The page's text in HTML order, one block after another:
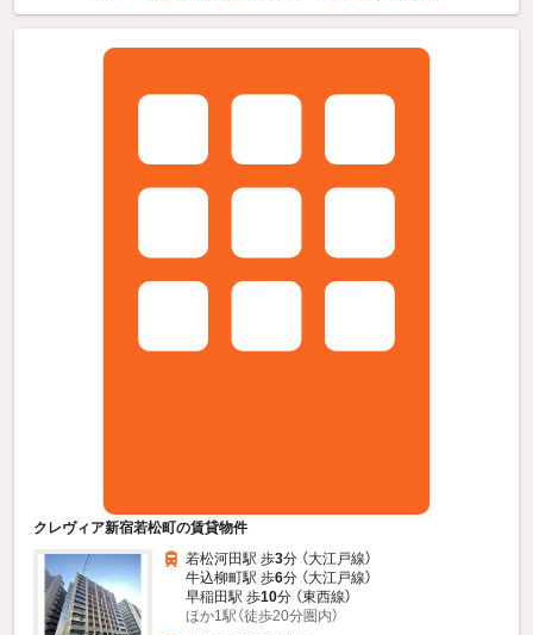
クレヴィア新宿若松町の賃貸物件
若松河田駅 歩3分 （大江戸線）
牛込柳町駅 歩6分 （大江戸線）
早稲田駅 歩10分 （東西線）
ほか1駅（徒歩20分圏内）